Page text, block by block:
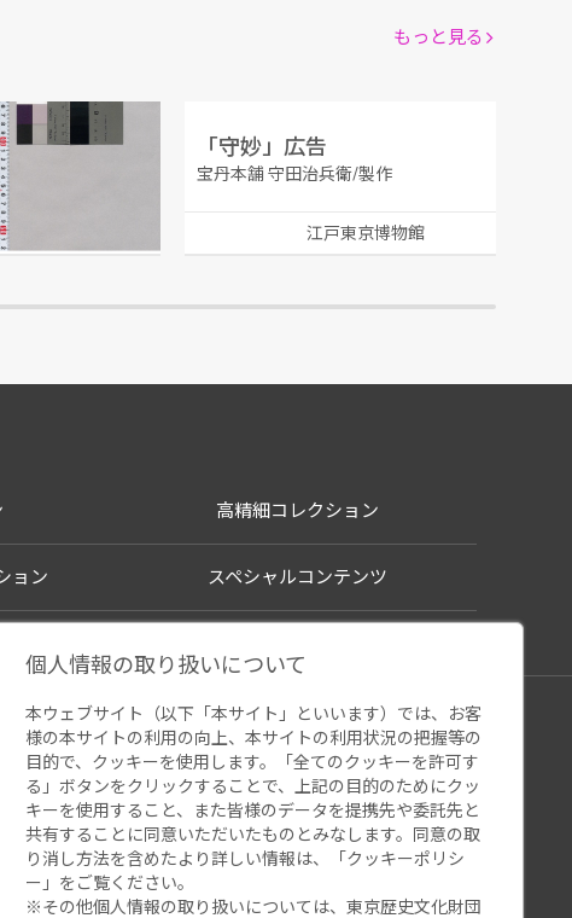
乙
館
「守妙」広告
宝丹本舗 守田治兵衛/製作
江戸東京博物館
もっと見る
高精細コレクション
ョン スペシャルコンテンツ
シー ウェブアクセシビリティ 関連サイト
個人情報の取り扱いについて
本ウェブサイト（以下「本サイト」といいます）では、お客
様の本サイトの利用の向上、本サイトの利用状況の把握等の
目的で、クッキーを使用します。「全てのクッキーを許可す
る」ボタンをクリックすることで、上記の目的のためにクッ
キーを使用すること、また皆様のデータを提携先や委託先と
共有することに同意いただいたものとみなします。同意の取
り消し方法を含めたより詳しい情報は、「 クッキーポリシ
ー 」をご覧ください。
※その他個人情報の取り扱いについては、 東京歴史文化財団